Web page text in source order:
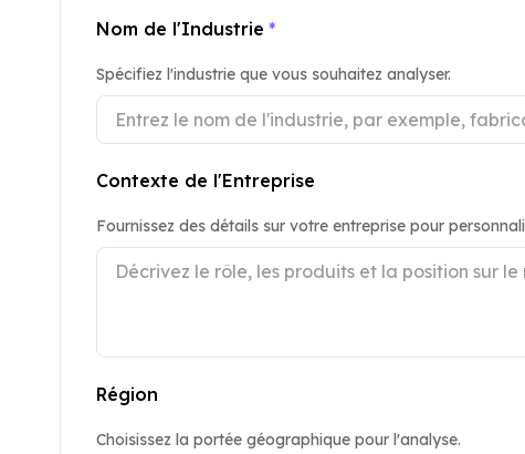
Nom de l'Industrie *
Spécifiez l'industrie que vous souhaitez analyser.
Contexte de l'Entreprise
Fournissez des détails sur votre entreprise pour
Région
Choisissez la portée géographique pour l'analyse.